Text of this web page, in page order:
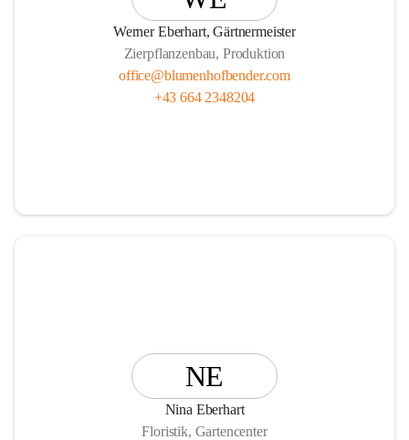
Vasen, Schalen und Pflanzgefäße!
Werner Eberhart, Gärtnermeister
Zierpflanzenbau, Produktion
office@blumenhofbender.com
+43 664 2348204
NE
Nina Eberhart
Floristik, Gartencenter